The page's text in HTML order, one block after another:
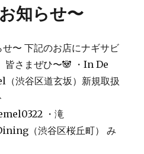
知らせ〜